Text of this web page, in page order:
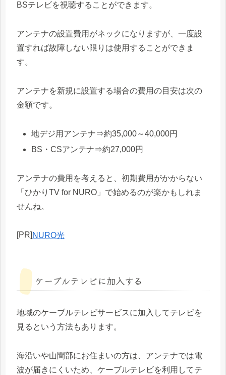
BSテレビを視聴することができます。
アンテナの設置費用がネックになりますが、一度設
置すれば故障しない限りは使用することができま
す。
アンテナを新規に設置する場合の費用の目安は次の
金額です。
地デジ用アンテナ⇒約35,000～40,000円
BS・CSアンテナ⇒約27,000円
アンテナの費用を考えると、初期費用がかからない
「ひかりTV for NURO」で始めるのが楽かもしれま
せんね。
[PR] NURO光
ケーブルテレビに加入する
地域のケーブルテレビサービスに加入してテレビを
見るという方法もあります。
海沿いや山間部にお住まいの方は、アンテナでは電
波が届きにくいため、ケーブルテレビを利用してテ